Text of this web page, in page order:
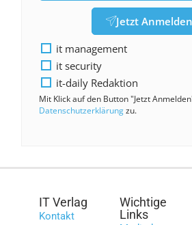
Jetzt
it management
it security
it-daily Redaktion
Mit Klick auf den Button "Jetzt
Datenschutzerklärungzu.
IT Verlag
Kontakt
Wichtige
Links